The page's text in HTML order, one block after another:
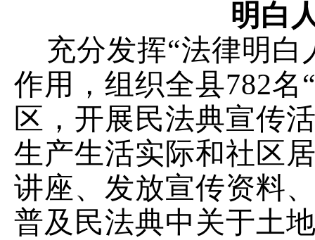
明白
充分发挥“法律明
作用，组织全县782名
区，开展民法典宣传
生产生活实际和社区
讲座、发放宣传资料
普及民法典中关于土